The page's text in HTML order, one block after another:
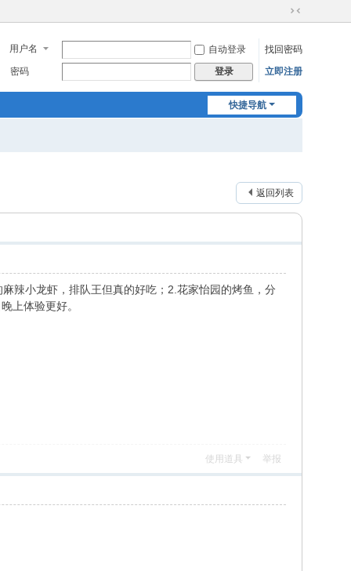
切
到
窄
用户名 自动登录
找回密码
密码
登录 立即注册
快捷导航
返回列表
辣小龙虾，排队王但真的好吃；2.花家怡园的烤鱼，分
上体验更好。
使用道具 举报